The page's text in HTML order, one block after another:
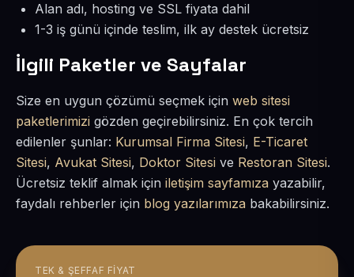
Alan adı, hosting ve SSL fiyata dahil
1-3 iş günü içinde teslim, ilk ay destek ücretsiz
İlgili Paketler ve Sayfalar
Size en uygun çözümü seçmek için web sitesi
paketlerimizi gözden geçirebilirsiniz. En çok tercih
edilenler şunlar: Kurumsal Firma Sitesi, E-Ticaret
Sitesi, Avukat Sitesi, Doktor Sitesi ve Restoran Sitesi.
Ücretsiz teklif almak için iletişim sayfamıza yazabilir,
faydalı rehberler için blog yazılarımıza bakabilirsiniz.
TEK & ŞEFFAF FIYAT